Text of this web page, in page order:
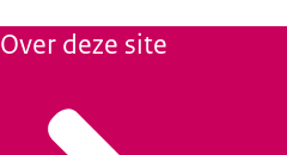
Over deze site